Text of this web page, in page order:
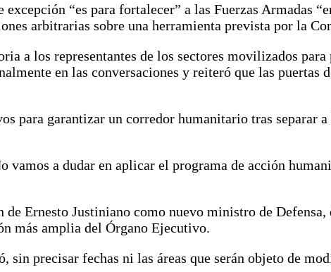
“es para fortalecer” a las Fuerzas Armadas
arbitrarias sobre una herramienta prevista por la
a los representantes de los sectores movilizados
en las conversaciones y reiteró que las puertas
para garantizar un corredor humanitario tras separar
vamos a dudar en aplicar el programa de acción
de Ernesto Justiniano como nuevo ministro de
más amplia del Órgano Ejecutivo.
sin precisar fechas ni las áreas que serán objeto de